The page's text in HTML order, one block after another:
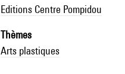
Editions Centre Pompidou
Thèmes
Arts plastiques